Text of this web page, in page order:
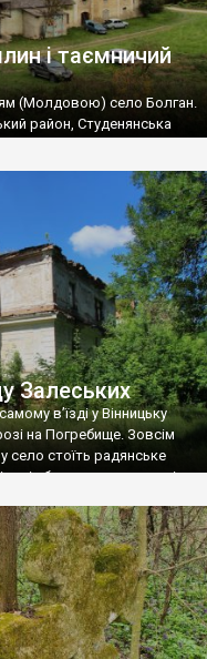
і таємничий
(Молдовою) село Болган.
район, Студенянська
хрестами. Всі епітафії, які
церковнослов’янською
ознаками – цвинтар
19 століттям. У 1924-1940
Залеських
в’їзді у Вінницьку
на Погребище. Зовсім
село стоїть радянське
і яблуню, а трохи далі,
стареньких колії у траві –